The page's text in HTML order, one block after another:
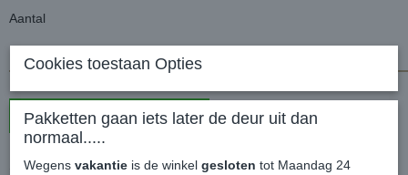
Aantal
In winkelwagen
Set Mistlamp Grille Highline Voorbumper - Volkswagen Caddy MK4
Cookies toestaan Opties
Pakketten gaan iets later de deur uit dan
normaal.....
Wegens vakantie is de winkel gesloten tot Maandag 24